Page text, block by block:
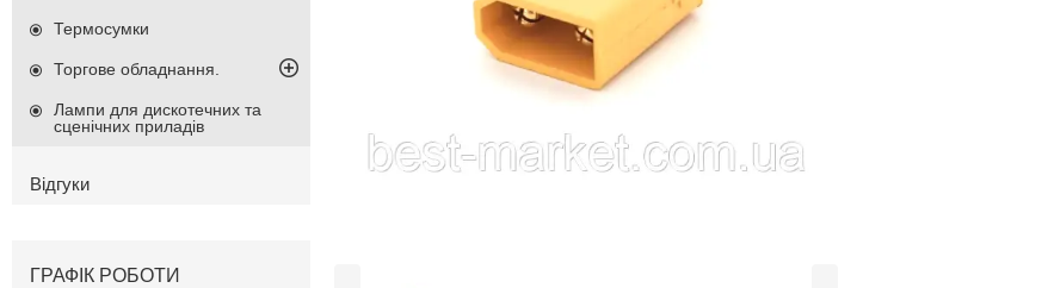
Термосумки
Торгове обладнання.
Лампи для дискотечних та
сценічних приладів
Відгуки
ГРАФІК РОБОТИ